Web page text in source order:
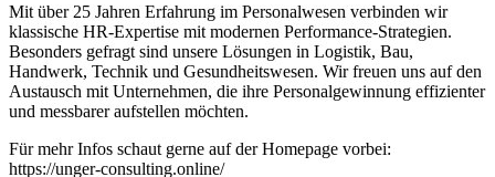
Mit über 25 Jahren Erfahrung im Personalwesen verbinden wir
klassische HR-Expertise mit modernen Performance-Strategien.
Besonders gefragt sind unsere Lösungen in Logistik, Bau,
Handwerk, Technik und Gesundheitswesen. Wir freuen uns auf den
Austausch mit Unternehmen, die ihre Personalgewinnung effizienter
und messbarer aufstellen möchten.
Für mehr Infos schaut gerne auf der Homepage vorbei:
https://unger-consulting.online/